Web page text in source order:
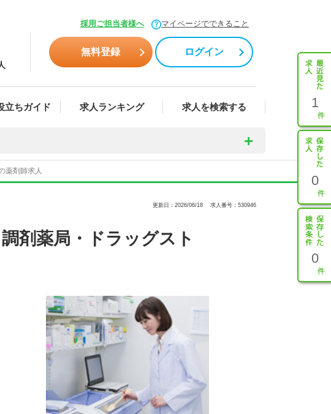
採用ご担当者様へ マイページでできること
無料登録 ログイン
立ちガイド 求人ランキング 求人を検索する 1
0
0
薬剤師求人
更新日：2026/06/18 求人番号：530946
剤薬局・ドラッグスト